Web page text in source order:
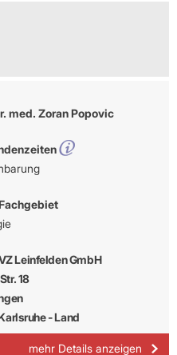
med. Zoran Popovic
Leinfelden GmbH
18
- Land
mehr Details anzeigen